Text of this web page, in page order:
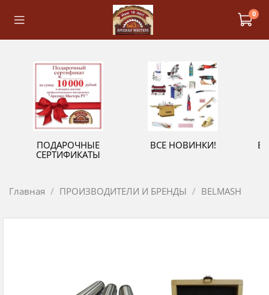
0
ПОДАРОЧНЫЕ
СЕРТИФИКАТЫ
ВСЕ НОВИНКИ!
Главная ПРОИЗВОДИТЕЛИ И БРЕНДЫ BELMASH